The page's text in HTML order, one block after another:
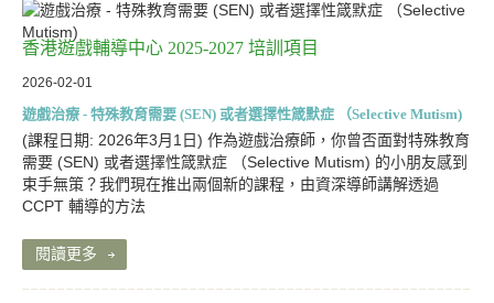
香港遊戲輔導中心 2025-2027 培訓項目
2026-02-01
遊戲治療 - 特殊教育需要 (SEN) 或者選擇性箴默症 （Selective Mutism)
(課程日期: 2026年3月1日) 作為遊戲治療師，你曾否面對特殊教育
需要 (SEN) 或者選擇性箴默症 （Selective Mutism) 的小朋友感到
束手無策？我們現在推出兩個新的課程，由資深導師講解透過
CCPT 輔導的方法
閱讀更多